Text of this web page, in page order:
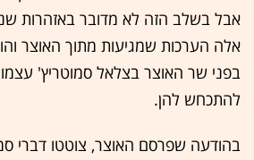
אבל בשלב הזה לא מדובר באזהרות
אלה הערכות שמגיעות מתוך האוצר
בפני שר האוצר בצלאל סמוטריץ'
להתכחש להן.
בהודעה שפרסם האוצר, צוטטו דברי